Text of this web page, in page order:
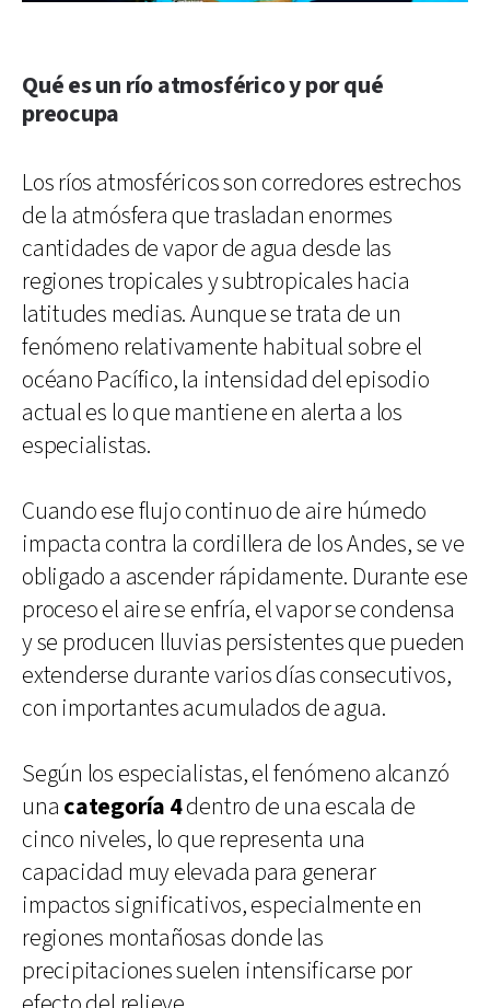
Qué es un río atmosférico y por qué
preocupa
Los ríos atmosféricos son corredores estrechos
de la atmósfera que trasladan enormes
cantidades de vapor de agua desde las
regiones tropicales y subtropicales hacia
latitudes medias. Aunque se trata de un
fenómeno relativamente habitual sobre el
océano Pacífico, la intensidad del episodio
actual es lo que mantiene en alerta a los
especialistas.
Cuando ese flujo continuo de aire húmedo
impacta contra la cordillera de los Andes, se ve
obligado a ascender rápidamente. Durante ese
proceso el aire se enfría, el vapor se condensa
y se producen lluvias persistentes que pueden
extenderse durante varios días consecutivos,
con importantes acumulados de agua.
Según los especialistas, el fenómeno alcanzó
una categoría 4dentro de una escala de
cinco niveles, lo que representa una
capacidad muy elevada para generar
impactos significativos, especialmente en
regiones montañosas donde las
precipitaciones suelen intensificarse por